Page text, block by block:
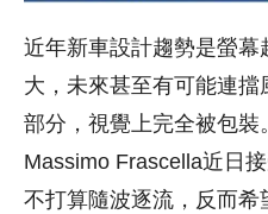
近年新車設計趨勢是螢幕
大，未來甚至有可能連
部分，視覺上完全被包裝
Massimo Frascella近日
不打算隨波逐流，反而希